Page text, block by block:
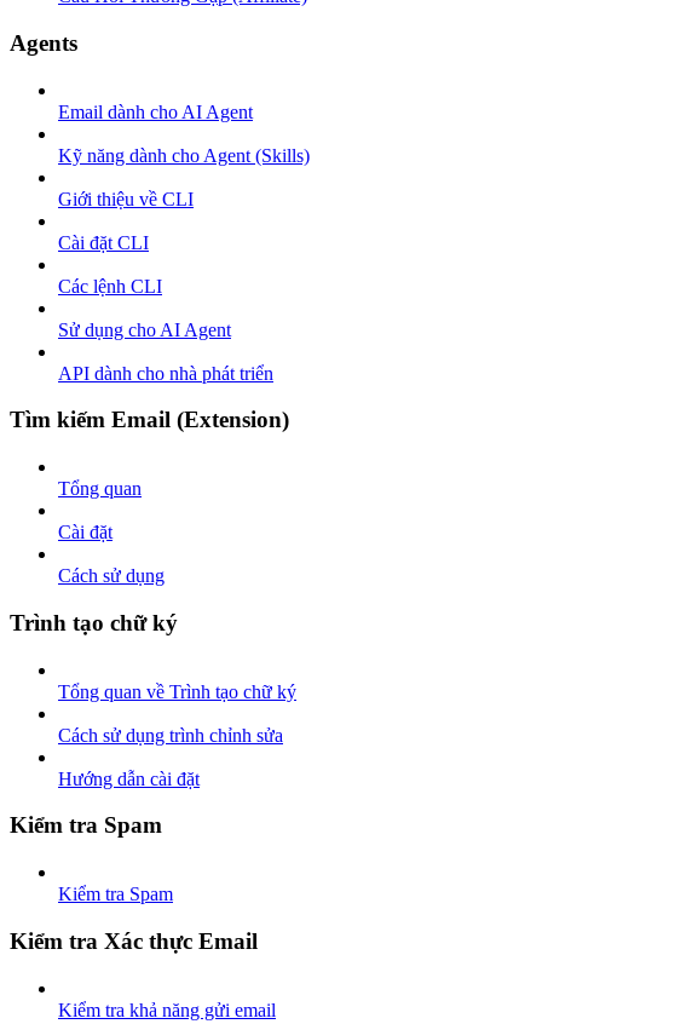
Agents
Email dành cho AI Agent
Kỹ năng dành cho Agent (Skills)
Giới thiệu về CLI
Cài đặt CLI
Các lệnh CLI
Sử dụng cho AI Agent
API dành cho nhà phát triển
Tìm kiếm Email (Extension)
Tổng quan
Cài đặt
Cách sử dụng
Trình tạo chữ ký
Tổng quan về Trình tạo chữ ký
Cách sử dụng trình chỉnh sửa
Hướng dẫn cài đặt
Kiểm tra Spam
Kiểm tra Spam
Kiểm tra Xác thực Email
Kiểm tra khả năng gửi email